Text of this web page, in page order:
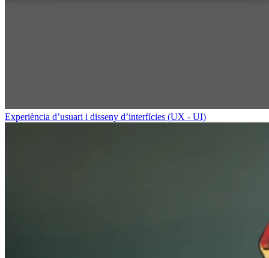
Experiència d’usuari i disseny d’interfícies (UX - UI)